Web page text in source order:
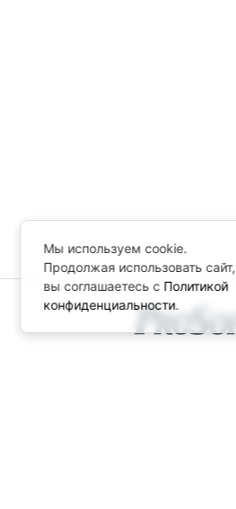
Мы используем cookie.
Продолжая использовать сайт,
вы соглашаетесь с Политикой
конфиденциальности.